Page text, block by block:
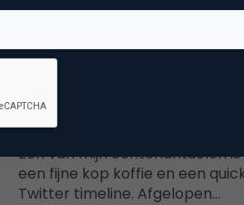
Twitter Veldonderzoek: Hoe
nieuwe volgers? #tvo
Eén van mijn ochtendrituelen
een fijne kop koffie en een
Twitter timeline. Afgelopen…